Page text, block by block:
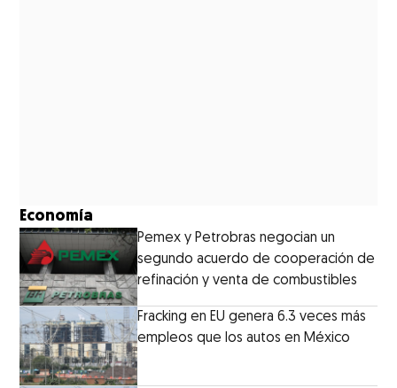
Economía
Pemex y Petrobras negocian un
segundo acuerdo de cooperación de
refinación y venta de combustibles
Fracking en EU genera 6.3 veces más
empleos que los autos en México